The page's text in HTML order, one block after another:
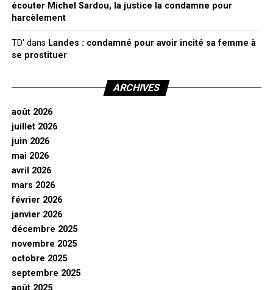
écouter Michel Sardou, la justice la condamne pour
harcèlement
TD' dans Landes : condamné pour avoir incité sa femme à
se prostituer
ARCHIVES
août 2026
juillet 2026
juin 2026
mai 2026
avril 2026
mars 2026
février 2026
janvier 2026
décembre 2025
novembre 2025
octobre 2025
septembre 2025
août 2025